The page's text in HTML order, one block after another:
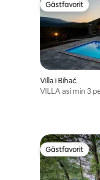
Gästfavorit
Gästfavorit
Villa i Bihać
VILLA asi min 3 personer - max 6
Gästfavorit
Gästfavorit